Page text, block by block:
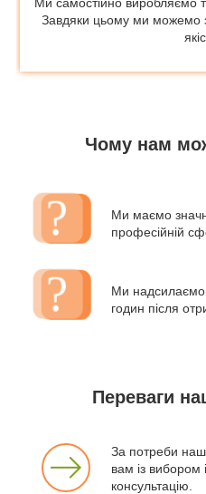
Завдяки цьому ми можемо
Чому нам
Ми маємо
професійній
Ми надсилаємо
годин після
Переваги
За потреби
вам із вибором
консультацію.